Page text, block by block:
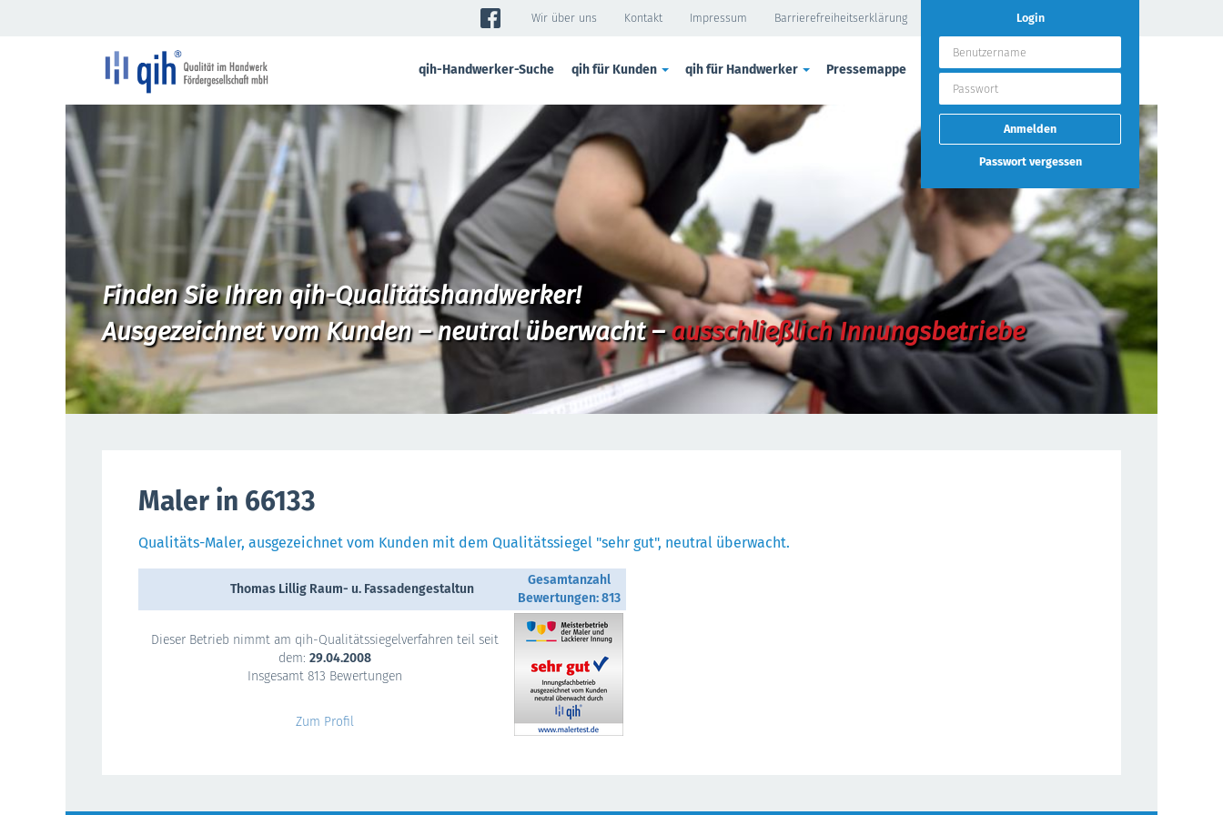
Wir über uns Kontakt Impressum Barrierefreiheitserklärung Login
Passwort vergessen
qih-Handwerker-Suche qih für Kunden qih für Handwerker Pressemappe
Finden Sie Ihren qih-Qualitätshandwerker!
Ausgezeichnet vom Kunden – neutral überwacht –ausschließlich Innungsbetriebe
Maler in 66133
Qualitäts-Maler, ausgezeichnet vom Kunden mit dem Qualitätssiegel "sehr gut", neutral überwacht.
Thomas Lillig Raum- u. Fassadengestaltun
Gesamtanzahl
Bewertungen: 813
Dieser Betrieb nimmt am qih-Qualitätssiegelverfahren teil seit
dem: 29.04.2008
Insgesamt 813 Bewertungen
Zum Profil